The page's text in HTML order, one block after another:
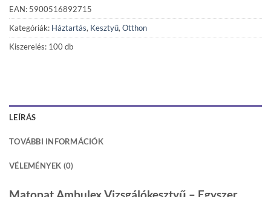
EAN: 5900516892715
Kategóriák: Háztartás, Kesztyű, Otthon
Kiszerelés: 100 db
LEÍRÁS
TOVÁBBI INFORMÁCIÓK
VÉLEMÉNYEK (0)